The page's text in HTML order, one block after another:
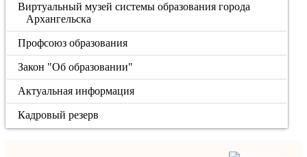
Виртуальный музей системы образования города
Архангельска
Профсоюз образования
Закон "Об образовании"
Актуальная информация
Кадровый резерв